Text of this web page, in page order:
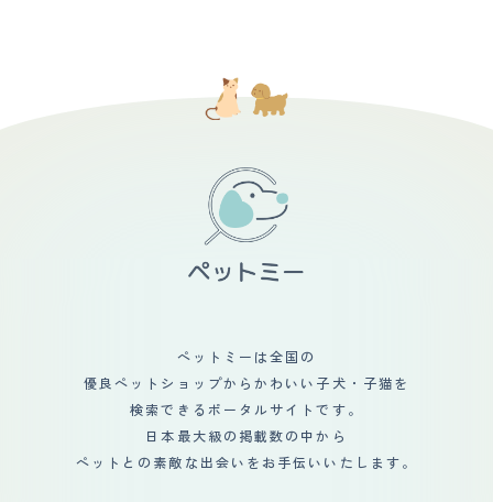
うとうとしているときやご機嫌なときを見計らって行って
います。 ファーミネーターというブラシだと比較的嫌が
らずにブラシさせてくれるため愛用しています。 毎回の
好きです。 ペットショップで出会ったのは生後6か月ごろ
で、大きくなってしまっていたこと（4㎏程度）、 おなか
を壊していたことからショーウィンドには出てこれてお
ず、 「3万円」というあまりに安い価格にびっくりして店
員さんに聞いたところから出会いが始まりました。 お家
に迎えてから通院を開始し、その結果、おなかを壊してい
ため定期的な投薬と通院は一生向き合っていくべき状況か
と思います。 迎え入れ前後は、体調が安定するかと、初
してくれる子だったこともあり無事成長してくれたと思い
ます。 生活の変化としては、抜け毛が想像以上だったた
め、食事の空間はネコの飼育場所とは隔離しました。 ま
遊んだり、私に甘えたりします。外では庭や公園で走り回
いて、お腹や足は白くてふわふわしています。 シャンプ
ーやブラッシングは月に1回行っています。シャンプーは
低刺激のものを使っています。ブラッシングはスリッカー
ブラッシとコームで行っています 。抜け毛はとても多
く、季節の変わり目には特に増えます。 カットはほとん
ど行っていません。ノルウェージャンフォレストキャット
た。ノアはノルウェージャンフォレストキャット専門のブ
リーダーから直接送られてきましたが、写真で見たときか
ら、とても美しくて気になりました。第一印象は、とても
大きくてふさふさしている子だと思いました。 ・迎え入
れ前後の不安だったこと 迎え入れ前後の不安だったこと
は、ノルウェージャンフォレストキャットの毛の手入れが
できるかどうかでした。ノルウェージャンフォレストキャ
ペットミーは全国の
優良ペットショップからかわいい子犬・子猫を
検索できるポータルサイトです。
日本最大級の掲載数の中から
ペットとの素敵な出会いをお手伝いいたします。